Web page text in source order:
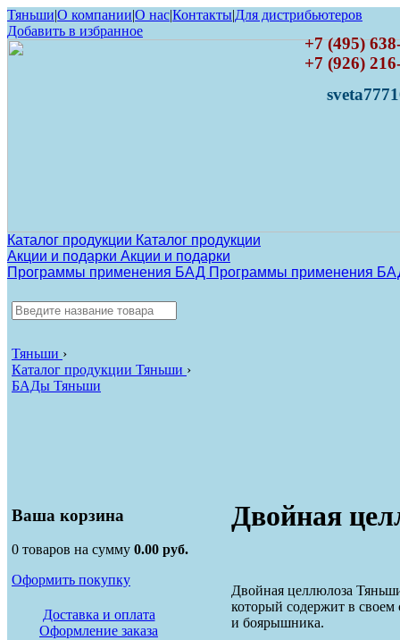
+7 (495)
+7 (926)
Тяньши|О компании|О нас|Контакты|Для дистрибьютеров
Добавить в избранное
Каталог продукции Каталог продукции
Акции и подарки Акции и подарки
Программы применения БАД Программы применения
Тяньши ›
Каталог продукции Тяньши ›
БАДы Тяньши
Ваша корзина
0 товаров на сумму 0.00 руб.
Оформить покупку
Доставка и оплата
Оформление заказа
Двойная
Двойная целлюлоза
который содержит в своем
и боярышника.